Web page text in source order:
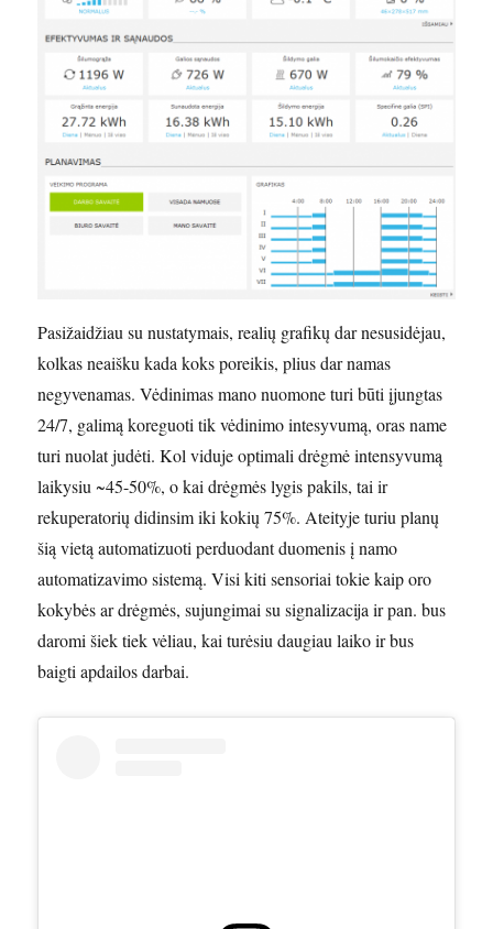
Pasižaidžiau su nustatymais, realių grafikų dar nesusidėjau,
kolkas neaišku kada koks poreikis, plius dar namas
negyvenamas. Vėdinimas mano nuomone turi būti įjungtas
24/7, galimą koreguoti tik vėdinimo intesyvumą, oras name
turi nuolat judėti. Kol viduje optimali drėgmė intensyvumą
laikysiu ~45-50%, o kai drėgmės lygis pakils, tai ir
rekuperatorių didinsim iki kokių 75%. Ateityje turiu planų
šią vietą automatizuoti perduodant duomenis į namo
automatizavimo sistemą. Visi kiti sensoriai tokie kaip oro
kokybės ar drėgmės, sujungimai su signalizacija ir pan. bus
daromi šiek tiek vėliau, kai turėsiu daugiau laiko ir bus
baigti apdailos darbai.